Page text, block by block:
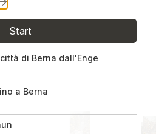
Start
di Berna dall'Enge
a Berna